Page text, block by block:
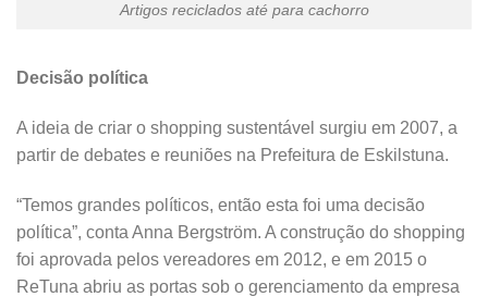
Artigos reciclados até para cachorro
Decisão política
A ideia de criar o shopping sustentável surgiu em 2007, a
partir de debates e reuniões na Prefeitura de Eskilstuna.
“Temos grandes políticos, então esta foi uma decisão
política”, conta Anna Bergström. A construção do shopping
foi aprovada pelos vereadores em 2012, e em 2015 o
ReTuna abriu as portas sob o gerenciamento da empresa